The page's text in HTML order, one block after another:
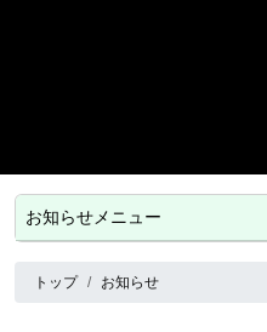
お知らせメニュー
トップ お知らせ